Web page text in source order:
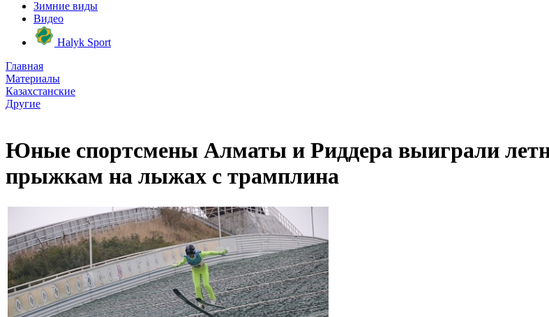
Зимние виды
Видео
Halyk Sport
Главная
Материалы
Казахстанские
Другие
Юные спортсмены Алматы и Риддера выиграли
прыжкам на лыжах с трамплина